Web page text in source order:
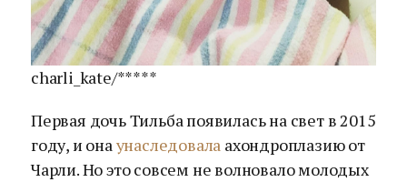
charli_kate/*****
Первая дочь Тильба появилась на свет в 2015
году, и онаунаследовала ахондроплазию от
Чарли. Но это совсем не волновало молодых